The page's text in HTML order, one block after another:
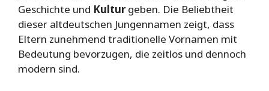
Geschichte und Kulturgeben. Die Beliebtheit
dieser altdeutschen Jungennamen zeigt, dass
Eltern zunehmend traditionelle Vornamen mit
Bedeutung bevorzugen, die zeitlos und dennoch
modern sind.